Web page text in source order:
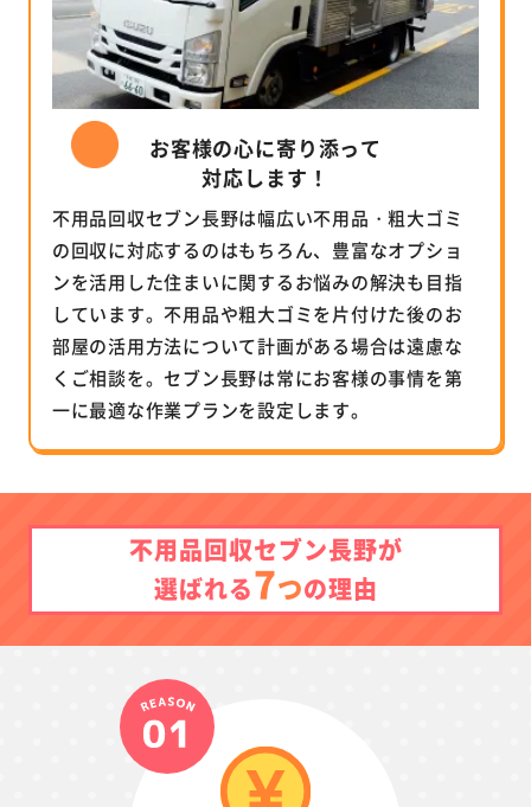
お客様の心に寄り添って
対応します！
不用品回収セブン長野は幅広い不用品・粗大ゴミ
の回収に対応するのはもちろん、豊富なオプショ
ンを活用した住まいに関するお悩みの解決も目指
しています。不用品や粗大ゴミを片付けた後のお
部屋の活用方法について計画がある場合は遠慮な
くご相談を。セブン長野は常にお客様の事情を第
一に最適な作業プランを設定します。
不用品回収セブン長野が
選ばれる7つの理由